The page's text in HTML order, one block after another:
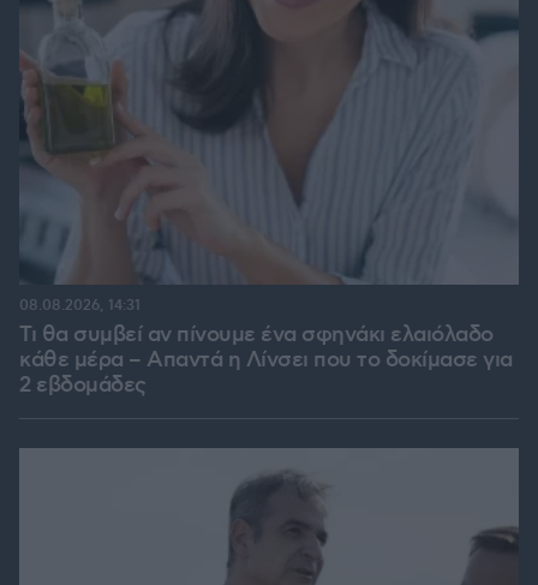
Τι θα συμβεί αν πίνουμε ένα σφηνάκι ελαιόλαδο
κάθε μέρα – Απαντά η Λίνσει που το δοκίμασε για
2 εβδομάδες
08.08.2026, 14:31